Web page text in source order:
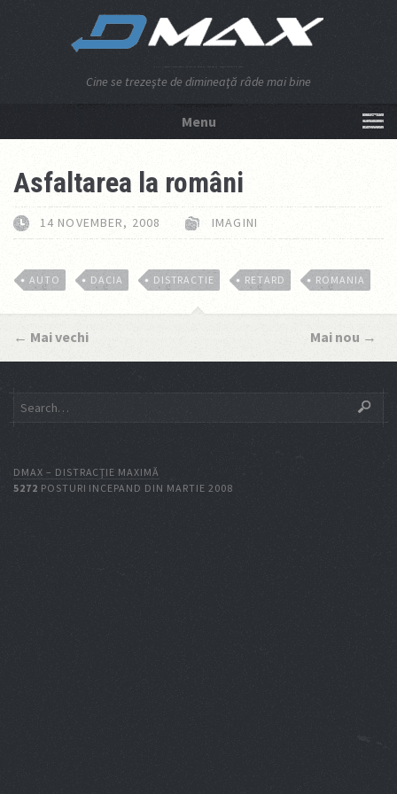
Cine se trezeşte de dimineaţă râde mai bine
Menu
Asfaltarea la români
14 NOVEMBER, 2008 IMAGINI
AUTO DACIA DISTRACTIE RETARD ROMANIA
← Mai vechi Mai nou →
DMAX – DISTRACŢIE MAXIMĂ
5272 POSTURI INCEPAND DIN MARTIE 2008